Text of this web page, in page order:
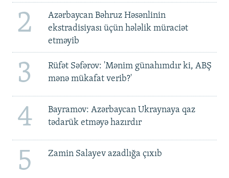
2
Azərbaycan Bəhruz Həsənlinin
ekstradisiyası üçün hələlik müraciət
etməyib
3
Rüfət Səfərov: 'Mənim günahımdır ki, ABŞ
mənə mükafat verib?'
4
Bayramov: Azərbaycan Ukraynaya qaz
tədarük etməyə hazırdır
5 Zamin Salayev azadlığa çıxıb